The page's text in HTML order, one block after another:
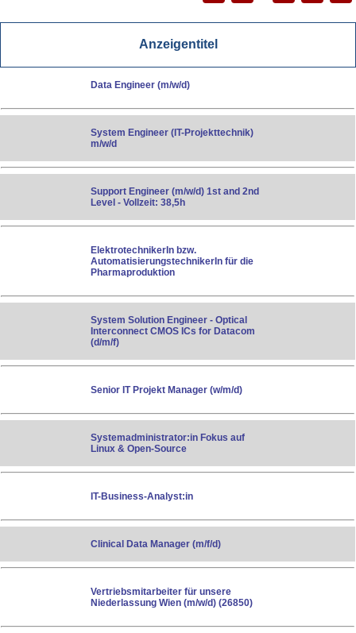
Anzeigentitel
Data Engineer (m/w/d)
System Engineer (IT-Projekttechnik)
m/w/d
Support Engineer (m/w/d) 1st and 2nd
Level - Vollzeit: 38,5h
ElektrotechnikerIn bzw.
AutomatisierungstechnikerIn für die
Pharmaproduktion
System Solution Engineer - Optical
Interconnect CMOS ICs for Datacom
(d/​m/​f)
Senior IT Projekt Manager (w/m/d)
Systemadministrator:in Fokus auf
Linux & Open-Source
IT-Business-Analyst:in
Clinical Data Manager (m/f/d)
Vertriebsmitarbeiter für unsere
Niederlassung Wien (m/w/d) (26850)